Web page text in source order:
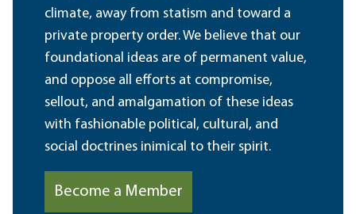
climate, away from statism and toward a
private property order. We believe that our
foundational ideas are of permanent value,
and oppose all efforts at compromise,
sellout, and amalgamation of these ideas
with fashionable political, cultural, and
social doctrines inimical to their spirit.
Become a Member